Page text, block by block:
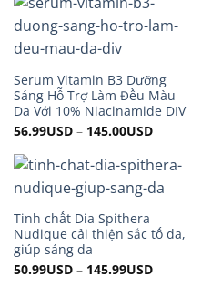
Serum Vitamin B3 Dưỡng
Sáng Hỗ Trợ Làm Đều Màu
Da Với 10% Niacinamide DIV
56.99USD– 145.00USD
Tinh chất Dia Spithera
Nudique cải thiện sắc tố da,
giúp sáng da
50.99USD– 145.99USD